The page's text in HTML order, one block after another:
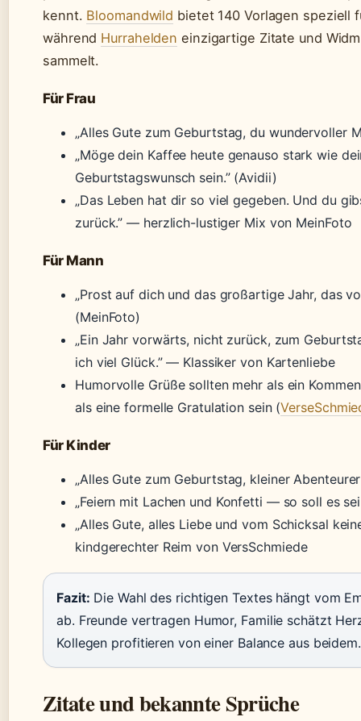
kennt. Bloomandwild bietet 140 Vorlagen speziell
während Hurrahelden einzigartige Zitate und
sammelt.
Für Frau
„Alles Gute zum Geburtstag, du wundervoller
„Möge dein Kaffee heute genauso stark wie
Geburtstagswunsch sein.” (Avidii)
„Das Leben hat dir so viel gegeben. Und du
zurück.” — herzlich-lustiger Mix von MeinFoto
Für Mann
„Prost auf dich und das großartige Jahr, das
(MeinFoto)
„Ein Jahr vorwärts, nicht zurück, zum
ich viel Glück.” — Klassiker von Kartenliebe
Humorvolle Grüße sollten mehr als ein
als eine formelle Gratulation sein (
Für Kinder
„Alles Gute zum Geburtstag, kleiner
„Feiern mit Lachen und Konfetti — so soll es
„Alles Gute, alles Liebe und vom Schicksal
kindgerechter Reim von VersSchmiede
Fazit: Die Wahl des richtigen Textes hängt vom
ab. Freunde vertragen Humor, Familie schätzt
Kollegen profitieren von einer Balance aus beidem.
Zitate und bekannte Sprüche